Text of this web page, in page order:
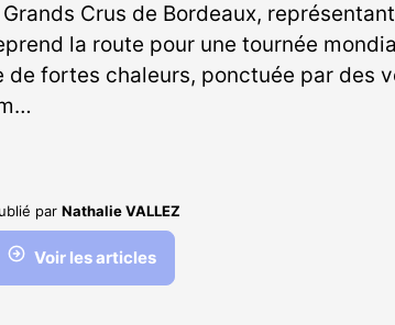
Grands Crus de Bordeaux,
la route pour une tournée
de fortes chaleurs, ponctuée par des
par Nathalie VALLEZ
Voir les articles